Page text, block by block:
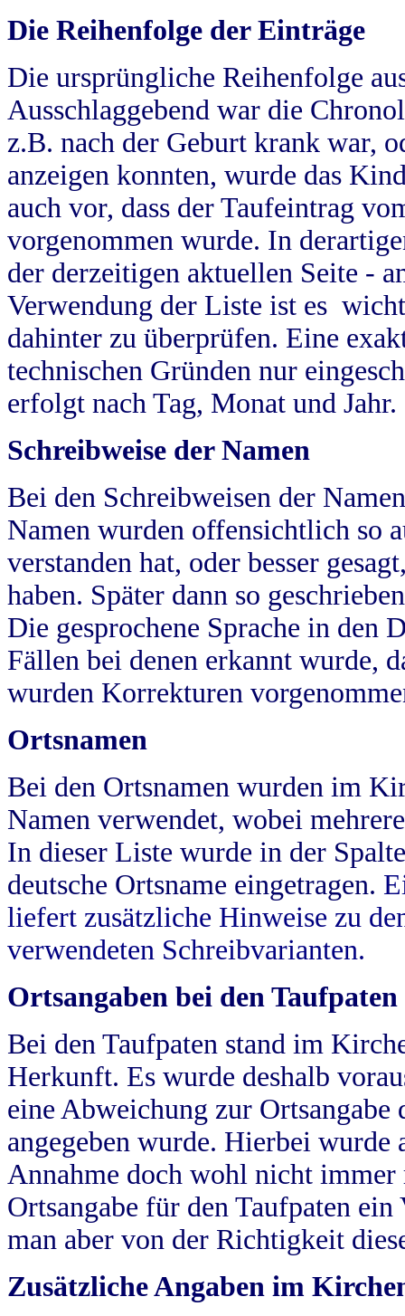
Die Reihenfolge der Einträge
Die ursprüngliche Reihenfolge
Ausschlaggebend war die
z.B. nach der Geburt krank war,
anzeigen konnten, wurde das
auch vor, dass der Taufeintrag
vorgenommen wurde. In
der derzeitigen aktuellen Seite -
Verwendung der Liste ist es
dahinter zu überprüfen. Eine
technischen Gründen nur
erfolgt nach Tag, Monat und Jahr.
Schreibweise der Namen
Bei den Schreibweisen der
Namen wurden offensichtlich so
verstanden hat, oder besser
haben. Später dann so
Die gesprochene Sprache in
Fällen bei denen erkannt wurde,
wurden Korrekturen
Ortsnamen
Bei den Ortsnamen wurden im
Namen verwendet, wobei
In dieser Liste wurde in der
deutsche Ortsname eingetragen.
liefert zusätzliche Hinweise zu
verwendeten Schreibvarianten.
Ortsangaben bei den Taufpaten
Bei den Taufpaten stand im
Herkunft. Es wurde deshalb
eine Abweichung zur
angegeben wurde. Hierbei wurde
Annahme doch wohl nicht
Ortsangabe für den Taufpaten
man aber von der Richtigkeit
Zusätzliche Angaben im